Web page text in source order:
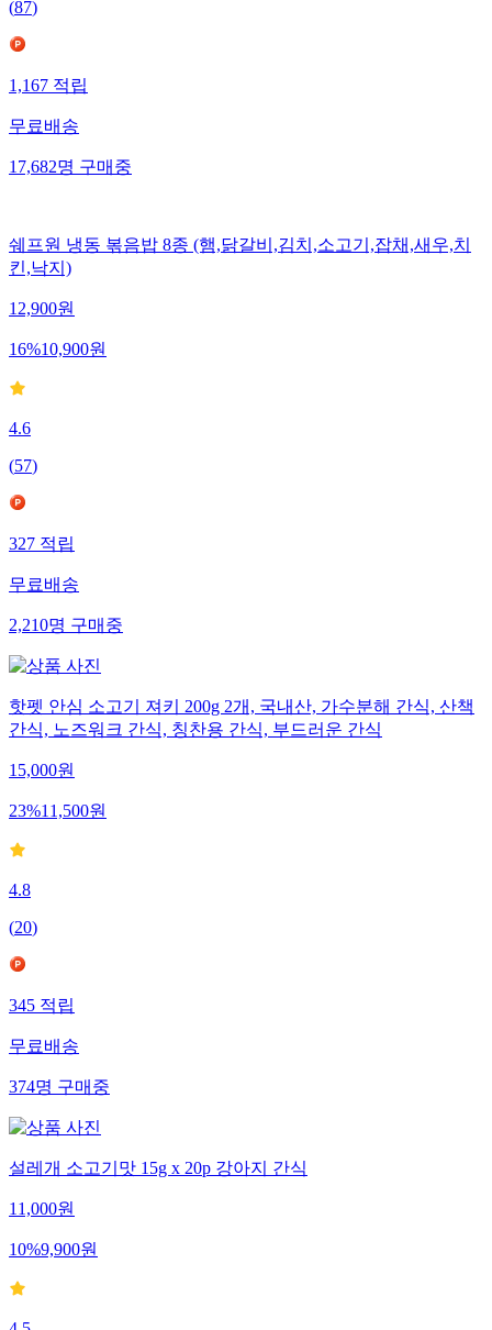
(87)
1,167적립
무료배송
17,682명구매중
쉐프원 냉동 볶음밥 8종 (햄,닭갈비,김치,소고기,잡채,새우,치
킨,낙지)
12,900원
16%10,900원
4.6
(57)
327적립
무료배송
2,210명구매중
핫펫 안심 소고기 져키 200g 2개, 국내산, 가수분해 간식, 산책
간식, 노즈워크 간식, 칭찬용 간식, 부드러운 간식
15,000원
23%11,500원
4.8
(20)
345적립
무료배송
374명구매중
설레개 소고기맛 15g x 20p 강아지 간식
11,000원
10%9,900원